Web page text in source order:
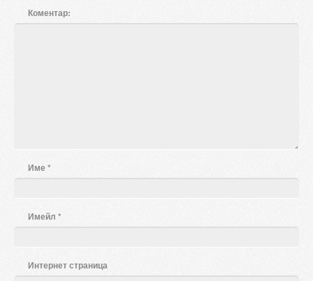
Коментар:
Име*
Имейл *
Интернет страница